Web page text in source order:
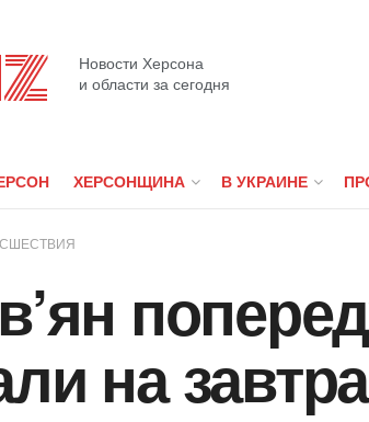
Новости Херсона
и области за сегодня
ХЕРСОНЩИНА В УКРАИНЕ
на завтра